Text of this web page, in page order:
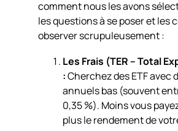
comment nous les avons
les questions à se poser et les
observer scrupuleusement :
Les Frais (TER – Total
:Cherchez des ETF avec
annuels bas (souvent
0,35 %). Moins vous
plus le rendement de